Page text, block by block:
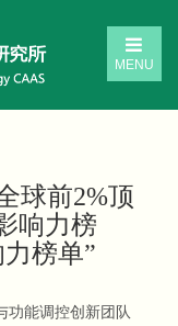
MENU
球前2%顶
响力榜
榜单”
功能调控创新团队